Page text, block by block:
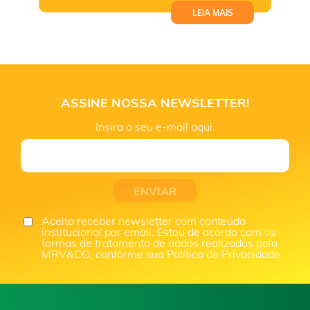
LEIA MAIS
ASSINE NOSSA NEWSLETTER!
Insira o seu e-mail aqui.
Aceito receber newsletter com conteúdo
institucional por email. Estou de acordo com as
formas de tratamento de dados realizados pela
MRV&CO, conforme sua Política de Privacidade.